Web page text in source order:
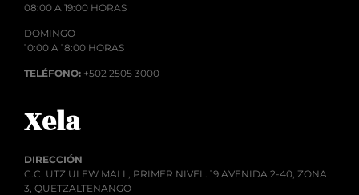
08:00 A 19:00 HORAS
DOMINGO
10:00 A 18:00 HORAS
TELÉFONO: +502 2505 3000
Xela
DIRECCIÓN
C.C. UTZ ULEW MALL, PRIMER NIVEL. 19 AVENIDA 2-40, ZONA
3, QUETZALTENANGO